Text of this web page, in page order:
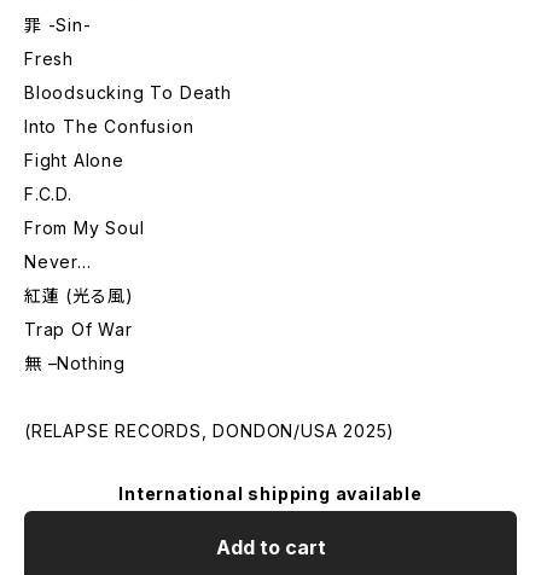
罪 -Sin-
Fresh
Bloodsucking To Death
Into The Confusion
Fight Alone
F.C.D.
From My Soul
Never...
紅蓮 (光る風)
Trap Of War
無 –Nothing
(RELAPSE RECORDS, DONDON/USA 2025)
International shipping available
Add to cart